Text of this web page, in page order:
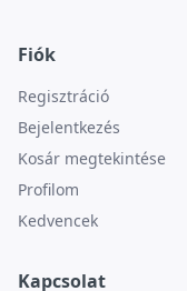
Fiók
Regisztráció
Bejelentkezés
Kosár megtekintése
Profilom
Kedvencek
Kapcsolat